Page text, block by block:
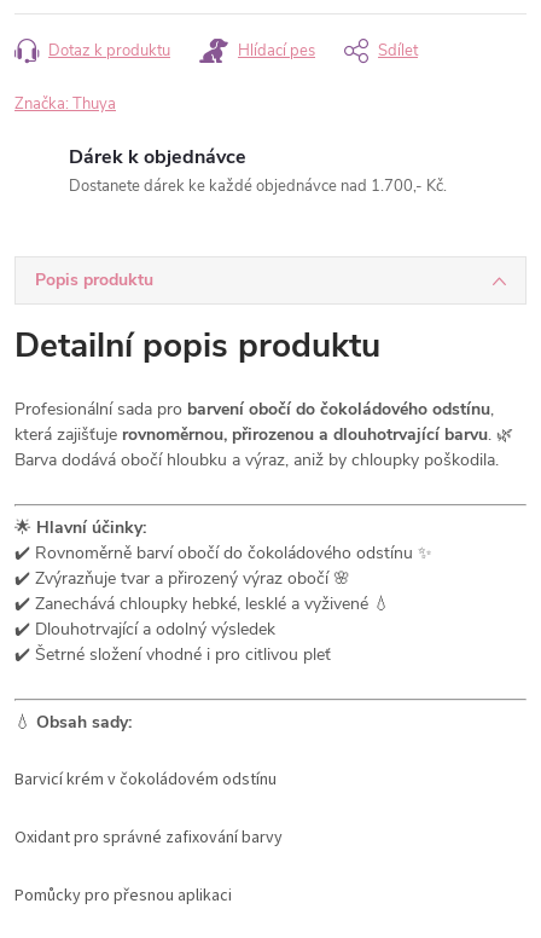
Dotaz k produktu Hlídací pes Sdílet
Značka: Thuya
Dárek k objednávce
Dostanete dárek ke každé objednávce nad 1.700,- Kč.
Popis produktu
Detailní popis produktu
Profesionální sada pro barvení obočí do čokoládového odstínu,
která zajišťuje rovnoměrnou, přirozenou a dlouhotrvající barvu. 🌿
Barva dodává obočí hloubku a výraz, aniž by chloupky poškodila.
🌟 Hlavní účinky:
✔️ Rovnoměrně barví obočí do čokoládového odstínu ✨
✔️ Zvýrazňuje tvar a přirozený výraz obočí 🌸
✔️ Zanechává chloupky hebké, lesklé a vyživené 💧
✔️ Dlouhotrvající a odolný výsledek
✔️ Šetrné složení vhodné i pro citlivou pleť
💧 Obsah sady:
Barvicí krém v čokoládovém odstínu
Oxidant pro správné zafixování barvy
Pomůcky pro přesnou aplikaci